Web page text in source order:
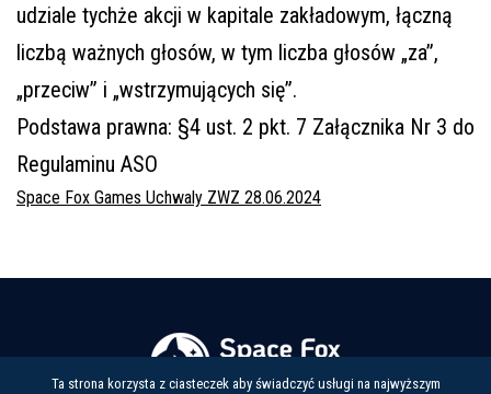
udziale tychże akcji w kapitale zakładowym, łączną
liczbą ważnych głosów, w tym liczba głosów „za”,
„przeciw” i „wstrzymujących się”.
Podstawa prawna: §4 ust. 2 pkt. 7 Załącznika Nr 3 do
Regulaminu ASO
Space Fox Games Uchwaly ZWZ 28.06.2024
Ta strona korzysta z ciasteczek aby świadczyć usługi na najwyższym